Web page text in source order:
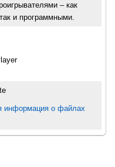
– как
и программными.
информация о файлах